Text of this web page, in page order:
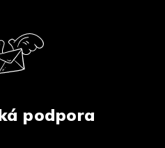
c
í
p
y
podpora